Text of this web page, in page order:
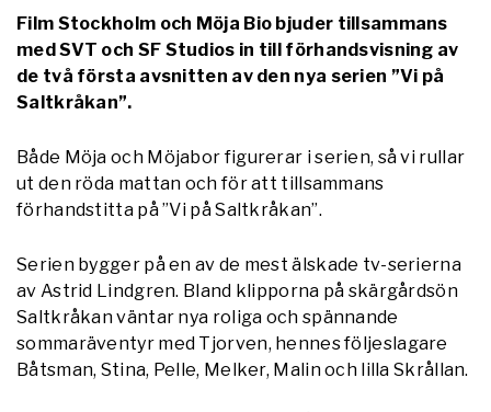
Film Stockholm och Möja Bio bjuder tillsammans
med SVT och SF Studios in till förhandsvisning av
de två första avsnitten av den nya serien ”Vi på
Saltkråkan”.
Både Möja och Möjabor figurerar i serien, så vi rullar
ut den röda mattan och för att tillsammans
förhandstitta på ”Vi på Saltkråkan”.
Serien bygger på en av de mest älskade tv-serierna
av Astrid Lindgren. Bland klipporna på skärgårdsön
Saltkråkan väntar nya roliga och spännande
sommaräventyr med Tjorven, hennes följeslagare
Båtsman, Stina, Pelle, Melker, Malin och lilla Skrållan.